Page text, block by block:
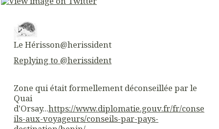
Le Hérisson@herissident
Replying to @herissident
Zone qui était formellement déconseillée par le
Quai
d'Orsay...https://www.diplomatie.gouv.fr/fr/conse
ils-aux-voyageurs/conseils-par-pays-